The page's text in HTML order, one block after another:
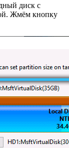
диск с
Жмём кнопку